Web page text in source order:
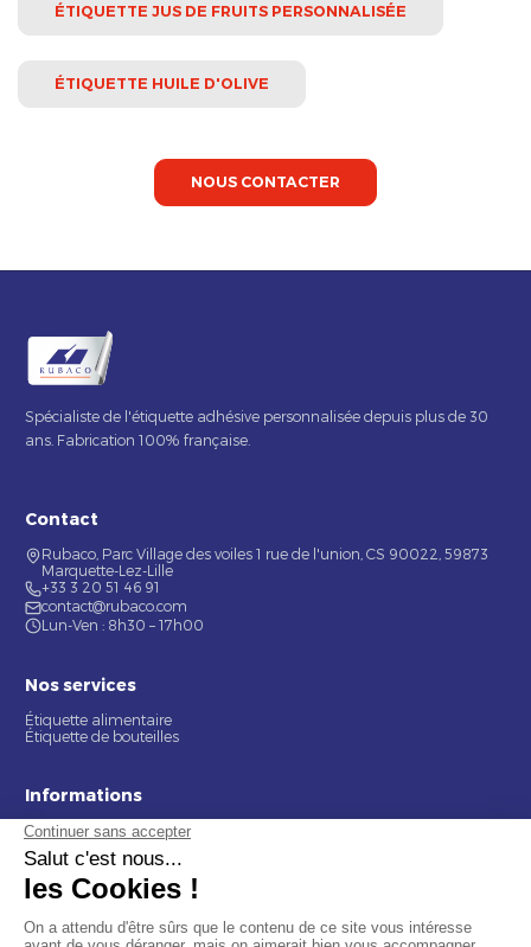
ÉTIQUETTE JUS DE FRUITS PERSONNALISÉE
ÉTIQUETTE HUILE D'OLIVE
NOUS CONTACTER
Spécialiste de l'étiquette adhésive personnalisée depuis plus de 30
ans. Fabrication 100% française.
Contact
Rubaco, Parc Village des voiles 1 rue de l'union, CS 90022, 59873
Marquette-Lez-Lille
+33 3 20 51 46 91
contact@rubaco.com
Lun-Ven : 8h30 – 17h00
Nos services
Étiquette alimentaire
Étiquette de bouteilles
Informations
Mentions légales
Nous contacter